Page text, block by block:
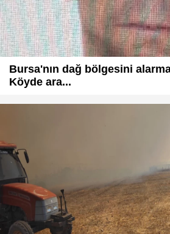
Bursa'nın dağ bölgesini
Köyde ara...